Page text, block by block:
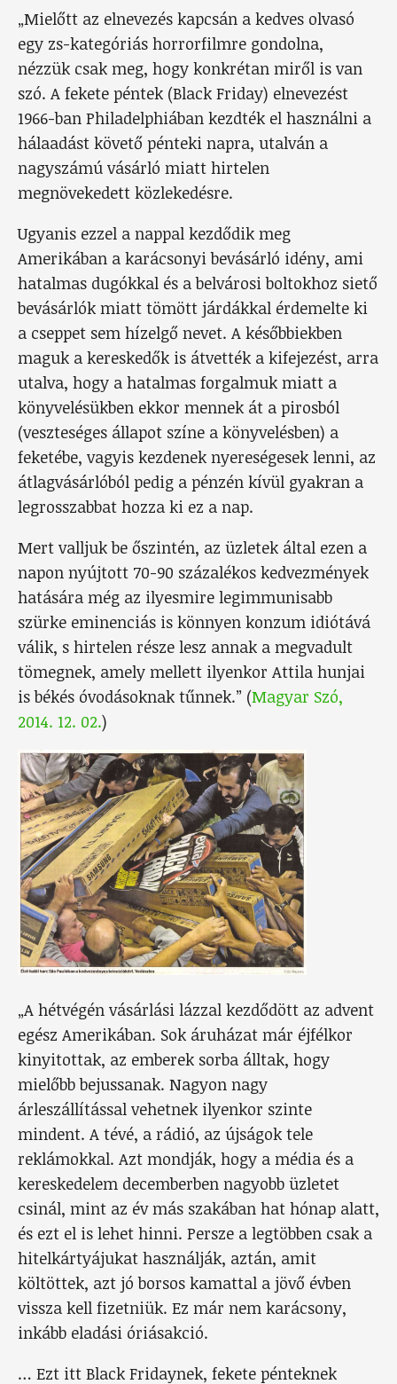
„Mielőtt az elnevezés kapcsán a kedves olvasó
egy zs-kategóriás horrorfilmre gondolna,
nézzük csak meg, hogy konkrétan miről is van
szó. A fekete péntek (Black Friday) elnevezést
1966-ban Philadelphiában kezdték el használni a
hálaadást követő pénteki napra, utalván a
nagyszámú vásárló miatt hirtelen
megnövekedett közlekedésre.
Ugyanis ezzel a nappal kezdődik meg
Amerikában a karácsonyi bevásárló idény, ami
hatalmas dugókkal és a belvárosi boltokhoz siető
bevásárlók miatt tömött járdákkal érdemelte ki
a cseppet sem hízelgő nevet. A későbbiekben
maguk a kereskedők is átvették a kifejezést, arra
utalva, hogy a hatalmas forgalmuk miatt a
könyvelésükben ekkor mennek át a pirosból
(veszteséges állapot színe a könyvelésben) a
feketébe, vagyis kezdenek nyereségesek lenni, az
átlagvásárlóból pedig a pénzén kívül gyakran a
legrosszabbat hozza ki ez a nap.
Mert valljuk be őszintén, az üzletek által ezen a
napon nyújtott 70-90 százalékos kedvezmények
hatására még az ilyesmire legimmunisabb
szürke eminenciás is könnyen konzum idiótává
válik, s hirtelen része lesz annak a megvadult
tömegnek, amely mellett ilyenkor Attila hunjai
is békés óvodásoknak tűnnek.” (Magyar Szó,
2014. 12. 02.)
„A hétvégén vásárlási lázzal kezdődött az advent
egész Amerikában. Sok áruházat már éjfélkor
kinyitottak, az emberek sorba álltak, hogy
mielőbb bejussanak. Nagyon nagy
árleszállítással vehetnek ilyenkor szinte
mindent. A tévé, a rádió, az újságok tele
reklámokkal. Azt mondják, hogy a média és a
kereskedelem decemberben nagyobb üzletet
csinál, mint az év más szakában hat hónap alatt,
és ezt el is lehet hinni. Persze a legtöbben csak a
hitelkártyájukat használják, aztán, amit
költöttek, azt jó borsos kamattal a jövő évben
vissza kell fizetniük. Ez már nem karácsony,
inkább eladási óriásakció.
… Ezt itt Black Fridaynek, fekete pénteknek